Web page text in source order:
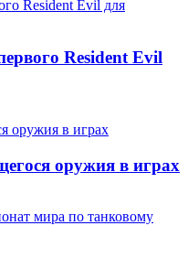
Resident Evil
оружия в играх